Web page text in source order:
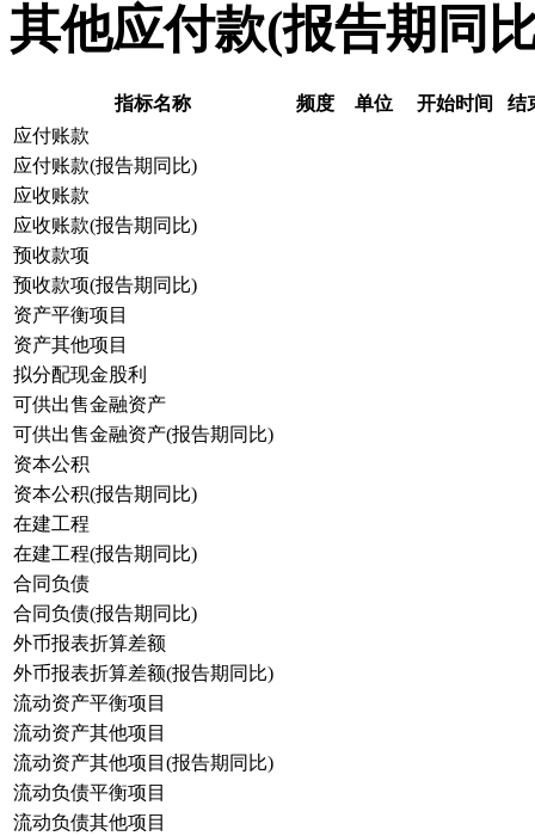
其他应付款(报告期同
指标名称 频度 单位 开始时间
结
应付账款
应付账款(报告期同比)
应收账款
应收账款(报告期同比)
预收款项
预收款项(报告期同比)
资产平衡项目
资产其他项目
拟分配现金股利
可供出售金融资产
可供出售金融资产(报告期同比)
资本公积
资本公积(报告期同比)
在建工程
在建工程(报告期同比)
合同负债
合同负债(报告期同比)
外币报表折算差额
外币报表折算差额(报告期同比)
流动资产平衡项目
流动资产其他项目
流动资产其他项目(报告期同比)
流动负债平衡项目
流动负债其他项目